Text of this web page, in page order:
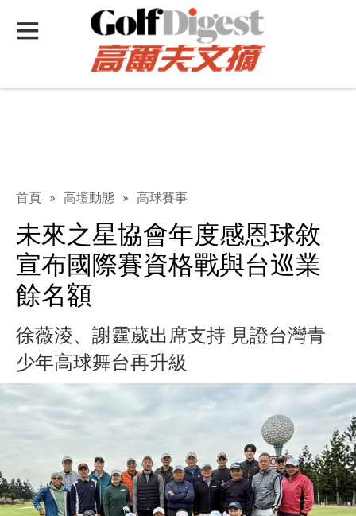
首頁 » 高壇動態 » 高球賽事
未來之星協會年度感恩球敘
宣布國際賽資格戰與台巡業
餘名額
徐薇淩、謝霆葳出席支持 見證台灣青
少年高球舞台再升級